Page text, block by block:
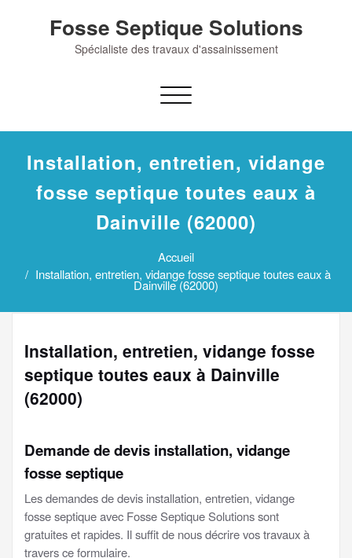
Fosse Septique Solutions
Spécialiste des travaux d'assainissement
Afficher/masquer
navigation
Installation, entretien, vidange
fosse septique toutes eaux à
Dainville (62000)
Accueil
Installation, entretien, vidange fosse septique toutes eaux à
Dainville (62000)
Installation, entretien, vidange fosse
septique toutes eaux à Dainville
(62000)
Demande de devis installation, vidange
fosse septique
Les demandes de devis installation, entretien, vidange
fosse septique avec Fosse Septique Solutions sont
gratuites et rapides. Il suffit de nous décrire vos travaux à
travers ce formulaire.